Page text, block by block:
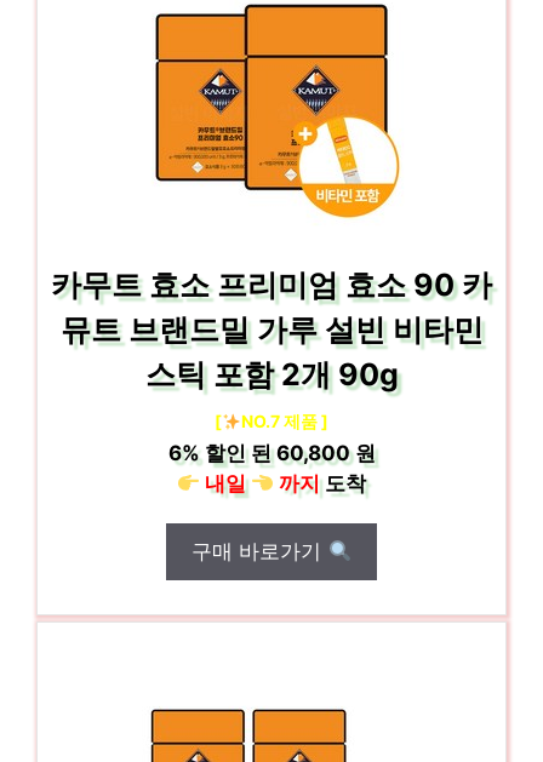
카무트 효소 프리미엄 효소 90 카
뮤트 브랜드밀 가루 설빈 비타민
스틱 포함 2개 90g
[ NO.7 제품 ]
6%할인 된60,800 원
내일
까지도착
구매 바로가기